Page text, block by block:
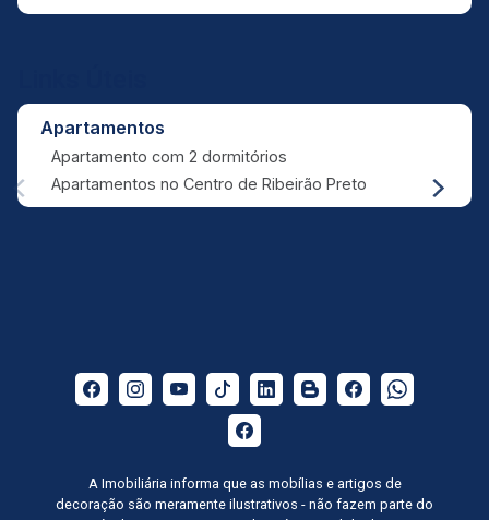
Apartamentos
Apartamento com 2 dormitórios
Apartamentos no Centro de Ribeirão Preto
A Imobiliária informa que as mobílias e artigos de
decoração são meramente ilustrativos - não fazem parte do